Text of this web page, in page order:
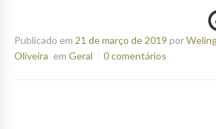
Publicado em 21 de março de 2019 por
Oliveira em Geral 0 comentários